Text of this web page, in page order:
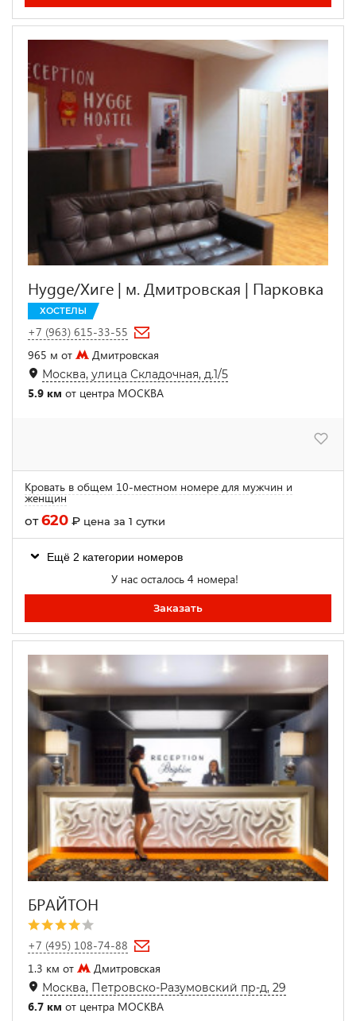
Hygge/Хиге | м. Дмитровская | Парковка
ХОСТЕЛЫ
+7 (963) 615-33-55
965 м от
Дмитровская
Москва, улица Складочная, д.1/5
5.9 км от центра МОСКВА
Кровать в общем 10-местном номере для мужчин и
женщин
от620 ₽ цена за 1 сутки
Ещё 2 категории номеров
У нас осталось 4 номера!
Заказать
БРАЙТОН
+7 (495) 108-74-88
1.3 км от
Дмитровская
Москва, Петровско-Разумовский пр-д, 29
6.7 км от центра МОСКВА